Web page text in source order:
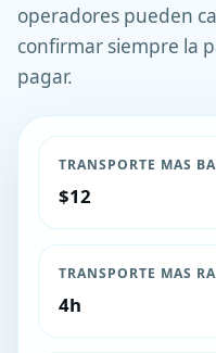
operadores pueden
confirmar siempre la
pagar.
TRANSPORTE MAS
$12
TRANSPORTE MAS
4h